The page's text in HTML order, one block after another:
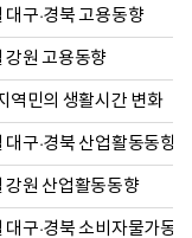
대구·경북 고용동향
강원 고용동향
역민의 생활시간 변화
대구·경북 산업활동동향
강원 산업활동동향
대구·경북 소비자물가동향